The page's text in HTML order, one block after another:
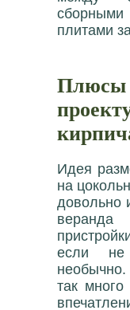
плитами
Идея
на
довольно
если
так